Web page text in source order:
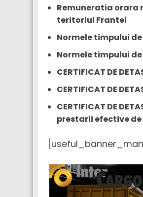
Remuneratia orara
teritoriul Frantei
Normele timpului
Normele timpului
CERTIFICAT DE
CERTIFICAT DE
CERTIFICAT DE
prestarii efective